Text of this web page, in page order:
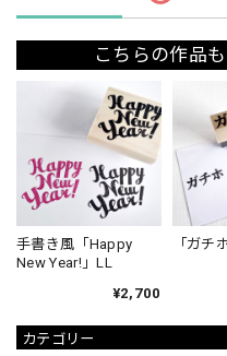
カテゴリー
こちらの作品
手書き風「Happy
New Year!」LL
¥2,700
「ガチ